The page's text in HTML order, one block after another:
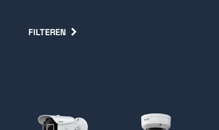
FILTEREN